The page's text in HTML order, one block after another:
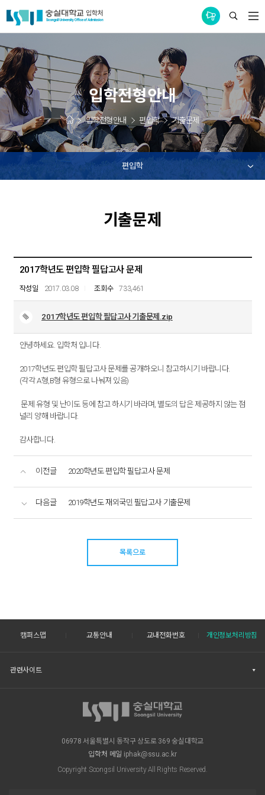
통합공지사항
입학전형안내
입학전형안내 편입학 기출문제
편입학
기출문제
2017학년도 편입학 필답고사 문제
2017.03.08 733,461
2017학년도 편입학 필답고사 기출문제.zip
안녕하세요. 입학처 입니다.
2017학년도 편입학 필답고사 문제를 공개하오니 참고하시기 바랍니다.
(각각 A형,B형 유형으로 나눠져 있음)
문제 유형 및 난이도 등에 참고 하시기 바라며, 별도의 답은 제공하지 않는 점
널리 양해 바랍니다.
감사합니다.
이전글 2020학년도 편입학 필답고사 문제
다음글 2019학년도 재외국민 필답고사 기출문제
목록으로
캠퍼스맵 교통안내 교내전화번호 개인정보처리방침
관련사이트
06978 서울특별시 동작구 상도로 369 숭실대학교
입학처 메일 iphak@ssu.ac.kr
Copyright Soongsil University All Rights Reserved.